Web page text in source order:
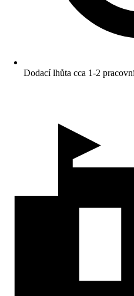
Dodací lhůta cca 1-2